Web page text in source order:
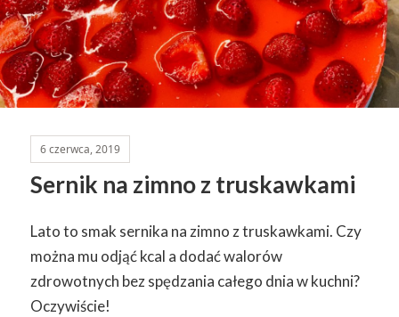
6 czerwca, 2019
Sernik na zimno z truskawkami
Lato to smak sernika na zimno z truskawkami. Czy
można mu odjąć kcal a dodać walorów
zdrowotnych bez spędzania całego dnia w kuchni?
Oczywiście!